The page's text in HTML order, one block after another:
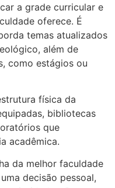
a grade curricular e
oferece. É
temas atualizados
além de
como estágios ou
física da
bibliotecas
que
acadêmica.
da melhor faculdade
decisão pessoal,